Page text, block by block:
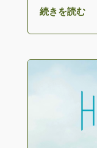
続きを読む